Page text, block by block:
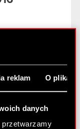
reklam O
danych
przetwarzamy
Statutu
2 Ustawy o
Treść
PROJEKT S.A.
Czytaj dalej
Statutu